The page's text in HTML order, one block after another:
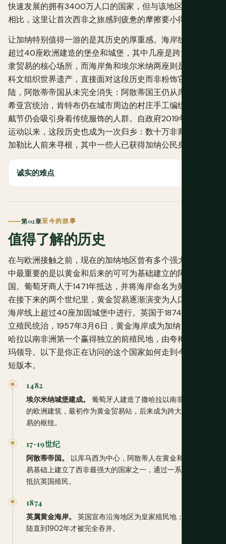
快速发展的拥有3400万人口的国家，但与该地区其他地方
相比，这里让首次西非之旅感到疲惫的摩擦要小得多。
让加纳特别值得一游的是其历史的厚重感。海岸线上分布着
超过40座欧洲建造的堡垒和城堡，其中几座是跨大西洋奴
隶贸易的核心场所，而海岸角和埃尔米纳两座则是联合国教
科文组织世界遗产，直接面对这段历史而非粉饰它。在内
陆，阿散蒂帝国从未完全消失：阿散蒂国王仍从库马西的曼
希亚宫统治，肯特布仍在城市周边的村庄手工编织，阿夸西
戴节仍会吸引身着传统服饰的人群。自政府2019年“回归年”
运动以来，这段历史也成为一次归乡：数十万非裔美国人和
加勒比人前来寻根，其中一些人已获得加纳公民身份。
诚实的难点
第02章至今的故事
值得了解的历史
在与欧洲接触之前，现在的加纳地区曾有多个强大王国，其
中最重要的是以黄金和后来的可可为基础建立的阿散蒂帝
国。葡萄牙商人于1471年抵达，并将海岸命名为黄金海岸；
在接下来的两个世纪里，黄金贸易逐渐演变为人口贸易，从
海岸线上超过40座加固城堡中进行。英国于1874年正式建
立殖民统治，1957年3月6日，黄金海岸成为加纳，成为撒
哈拉以南非洲第一个赢得独立的前殖民地，由夸梅·恩克鲁
玛领导。以下是你正在访问的这个国家如何走到今天的最简
短版本。
1482
埃尔米纳城堡建成。
葡萄牙人建造了撒哈拉以南非洲最古老
的欧洲建筑，最初作为黄金贸易站，后来成为跨大西洋奴隶贸
易的枢纽。
17-19世纪
阿散蒂帝国。
以库马西为中心，阿散蒂人在黄金和可乐果贸
易基础上建立了西非最强大的国家之一，通过一系列英阿战争
抵抗英国殖民。
1874
英属黄金海岸。
英国宣布沿海地区为皇家殖民地；阿散蒂内
陆直到1902年才被完全吞并。